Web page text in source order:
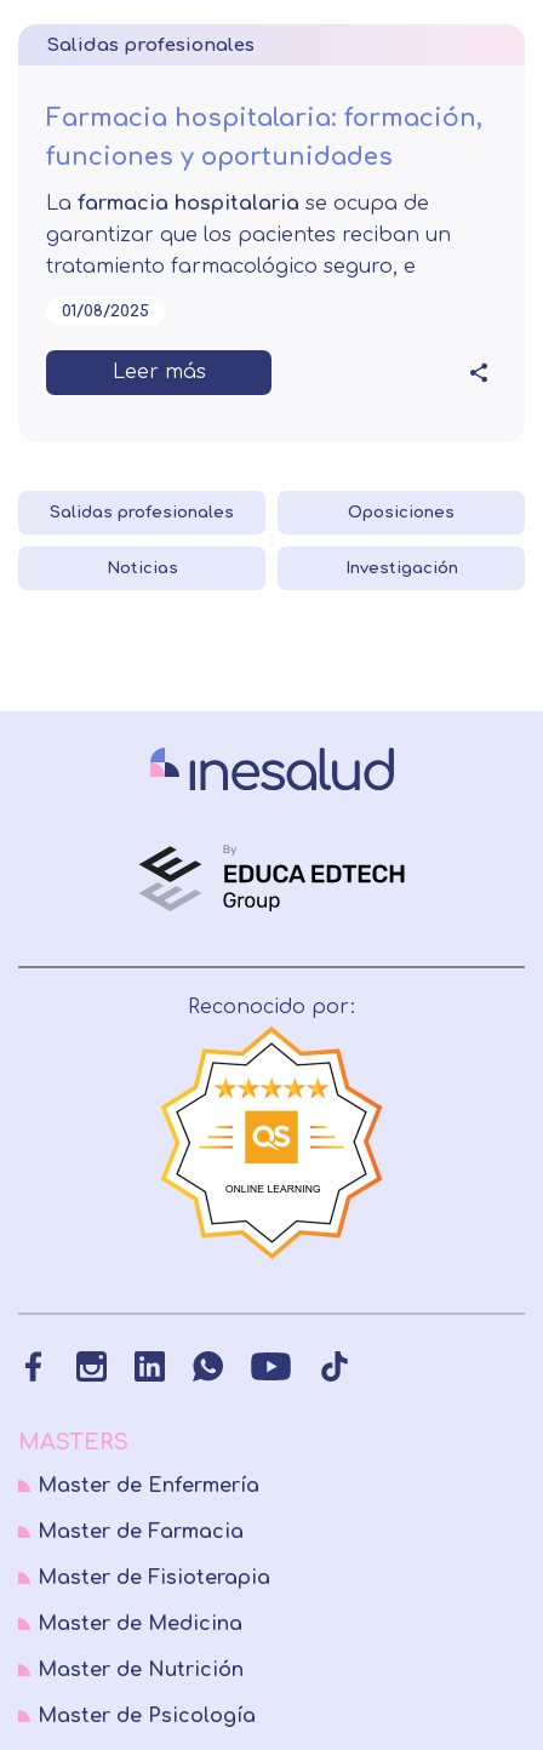
Salidas profesionales
Farmacia hospitalaria: formación,
funciones y oportunidades
La farmacia hospitalaria se ocupa de
garantizar que los pacientes reciban un
tratamiento farmacológico seguro, e
01/08/2025
Leer más
Salidas profesionales Oposiciones
Noticias Investigación
Reconocido por:
MASTERS
Master de Enfermería
Master de Farmacia
Master de Fisioterapia
Master de Medicina
Master de Nutrición
Master de Psicología